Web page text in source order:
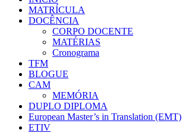
MATRÍCULA
DOCÊNCIA
CORPO DOCENTE
MATÉRIAS
Cronograma
TFM
BLOGUE
CAM
MEMÓRIA
DUPLO DIPLOMA
European Master’s in Translation (EMT)
ETIV